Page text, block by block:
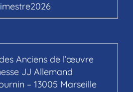
Anciens de l’œuvre
JJ Allemand
– 13005 Marseille